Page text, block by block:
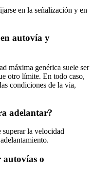
en la señalización y en
autovía y
máxima genérica suele ser
otro límite. En todo caso,
condiciones de la vía,
adelantar?
superar la velocidad
autovías o